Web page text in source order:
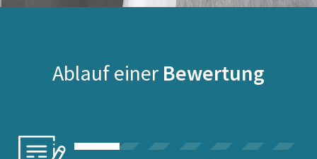
Ablauf einer Bewertung